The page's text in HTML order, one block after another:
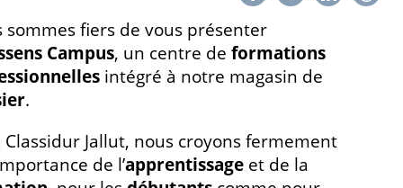
sommes fiers de vous présenter
Campus, un centre deformations
intégré à notre magasin de
.
Classidur Jallut, nous croyons fermement
de l’apprentissage et de la